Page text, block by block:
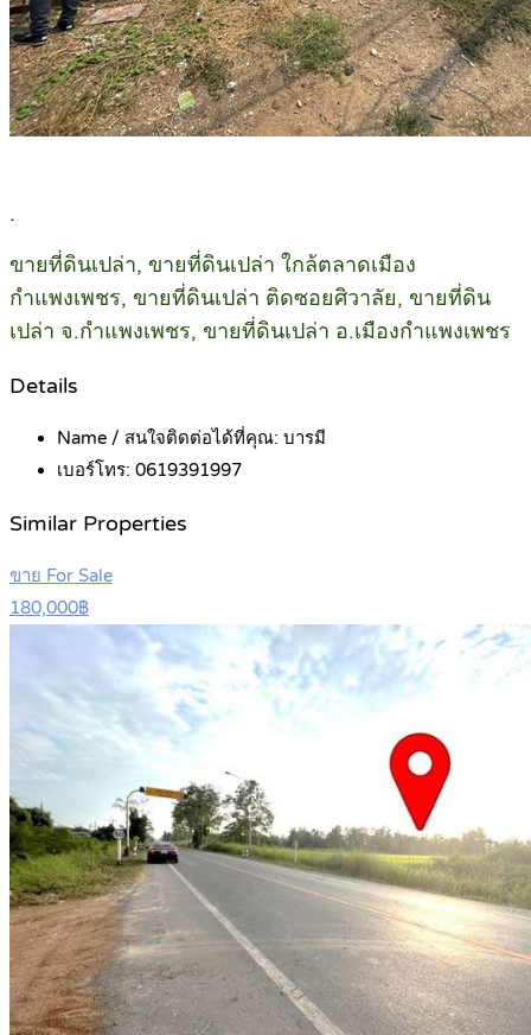
.
ขายที่ดินเปล่า, ขายที่ดินเปล่า ใกล้ตลาดเมือง
กำแพงเพชร, ขายที่ดินเปล่า ติดซอยศิวาลัย, ขายที่ดิน
เปล่า จ.กำแพงเพชร, ขายที่ดินเปล่า อ.เมืองกำแพงเพชร
Details
Name / สนใจติดต่อได้ที่คุณ: บารมี
เบอร์โทร: 0619391997
Similar Properties
ขาย For Sale
180,000฿